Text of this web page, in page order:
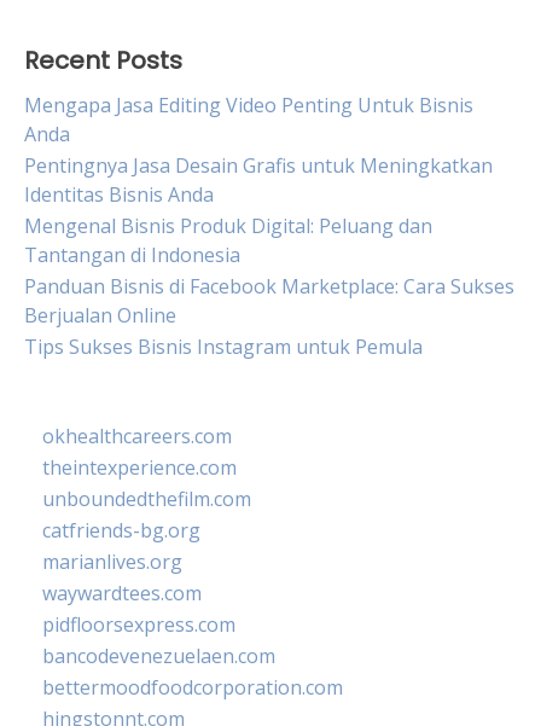
Recent Posts
Mengapa Jasa Editing Video Penting Untuk Bisnis
Anda
Pentingnya Jasa Desain Grafis untuk Meningkatkan
Identitas Bisnis Anda
Mengenal Bisnis Produk Digital: Peluang dan
Tantangan di Indonesia
Panduan Bisnis di Facebook Marketplace: Cara Sukses
Berjualan Online
Tips Sukses Bisnis Instagram untuk Pemula
okhealthcareers.com
theintexperience.com
unboundedthefilm.com
catfriends-bg.org
marianlives.org
waywardtees.com
pidfloorsexpress.com
bancodevenezuelaen.com
bettermoodfoodcorporation.com
hingstonnt.com